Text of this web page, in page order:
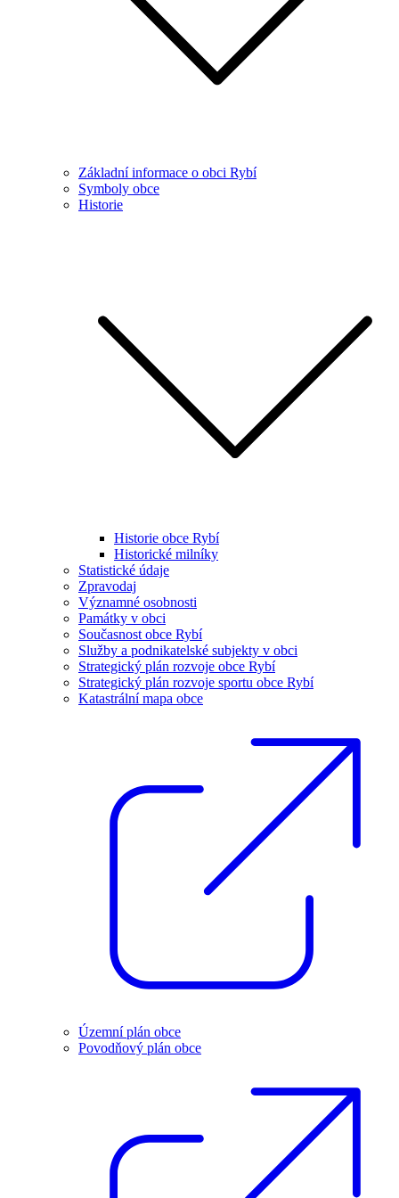
Základní informace o obci Rybí
Symboly obce
Historie
Historie obce Rybí
Historické milníky
Statistické údaje
Zpravodaj
Významné osobnosti
Památky v obci
Současnost obce Rybí
Služby a podnikatelské subjekty v obci
Strategický plán rozvoje obce Rybí
Strategický plán rozvoje sportu obce Rybí
Katastrální mapa obce
Územní plán obce
Povodňový plán obce